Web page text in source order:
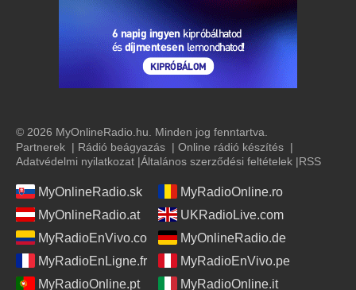
© 2026 MyOnlineRadio.hu. Minden jog fenntartva.
Partnerek | Rádió beágyazás | Online rádió készítés |
Adatvédelmi nyilatkozat |Általános szerződési feltételek |RSS
MyOnlineRadio.sk
MyRadioOnline.ro
MyOnlineRadio.at
UKRadioLive.com
MyRadioEnVivo.co
MyOnlineRadio.de
MyRadioEnLigne.fr
MyRadioEnVivo.pe
MyRadioOnline.pt
MyRadioOnline.it